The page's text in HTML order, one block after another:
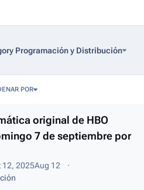
Programación y Distribución
POR
original de HBO
7 de septiembre por
12, 2025Aug 12